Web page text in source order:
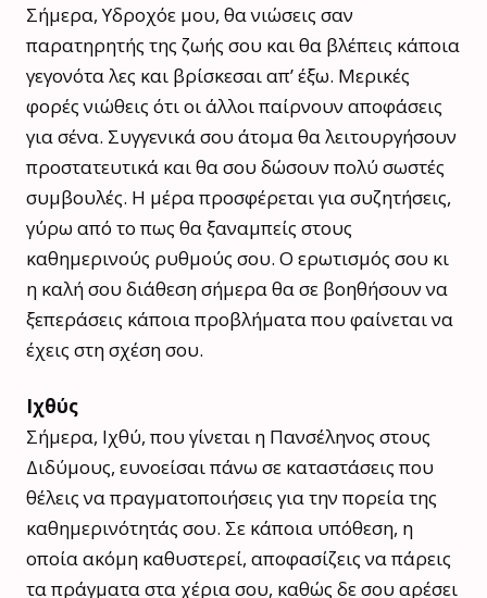
Σήμερα, Υδροχόε μου, θα νιώσεις σαν
παρατηρητής της ζωής σου και θα βλέπεις κάποια
γεγονότα λες και βρίσκεσαι απ’ έξω. Μερικές
φορές νιώθεις ότι οι άλλοι παίρνουν αποφάσεις
για σένα. Συγγενικά σου άτομα θα λειτουργήσουν
προστατευτικά και θα σου δώσουν πολύ σωστές
συμβουλές. Η μέρα προσφέρεται για συζητήσεις,
γύρω από το πως θα ξαναμπείς στους
καθημερινούς ρυθμούς σου. Ο ερωτισμός σου κι
η καλή σου διάθεση σήμερα θα σε βοηθήσουν να
ξεπεράσεις κάποια προβλήματα που φαίνεται να
έχεις στη σχέση σου.
Ιχθύς
Σήμερα, Ιχθύ, που γίνεται η Πανσέληνος στους
Διδύμους, ευνοείσαι πάνω σε καταστάσεις που
θέλεις να πραγματοποιήσεις για την πορεία της
καθημερινότητάς σου. Σε κάποια υπόθεση, η
οποία ακόμη καθυστερεί, αποφασίζεις να πάρεις
τα πράγματα στα χέρια σου, καθώς δε σου αρέσει